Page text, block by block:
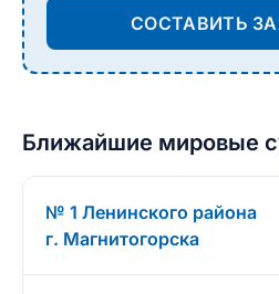
СОСТАВИТЬ
Ближайшие мировые
№ 1 Ленинского района
г. Магнитогорска